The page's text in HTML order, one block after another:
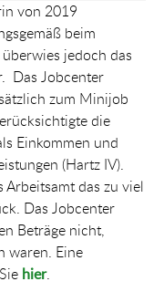
von 2019
beim
jedoch das
Das Jobcenter
zum Minijob
die
Einkommen und
(Hartz IV).
das zu viel
Das Jobcenter
Beträge nicht,
waren. Eine
hier.